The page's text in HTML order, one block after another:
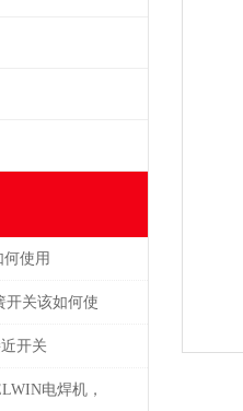
使用
开关该如何使
开关
电焊机，